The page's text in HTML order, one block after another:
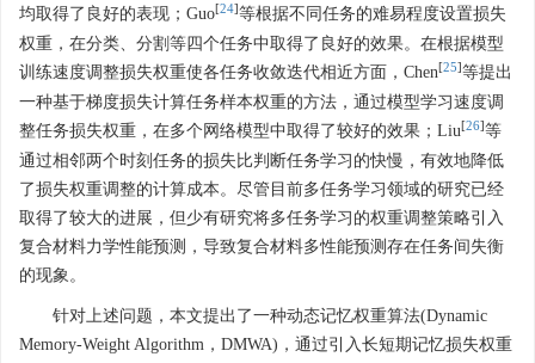
均取得了良好的表现；Guo[24]等根据不同任务的难易程度设置损失
权重，在分类、分割等四个任务中取得了良好的效果。在根据模型
训练速度调整损失权重使各任务收敛迭代相近方面，Chen[25]等提出
一种基于梯度损失计算任务样本权重的方法，通过模型学习速度调
整任务损失权重，在多个网络模型中取得了较好的效果；Liu[26]等
通过相邻两个时刻任务的损失比判断任务学习的快慢，有效地降低
了损失权重调整的计算成本。尽管目前多任务学习领域的研究已经
取得了较大的进展，但少有研究将多任务学习的权重调整策略引入
复合材料力学性能预测，导致复合材料多性能预测存在任务间失衡
的现象。
针对上述问题，本文提出了一种动态记忆权重算法(Dynamic
Memory-Weight Algorithm，DMWA)，通过引入长短期记忆损失权重